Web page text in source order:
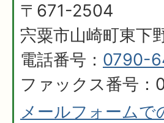
〒671-2504
宍粟市山崎町東下
電話番号： 0790-
ファックス番号
メールフォーム